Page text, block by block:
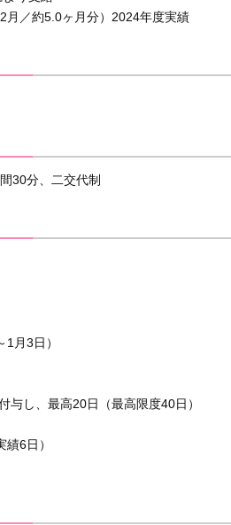
月／約5.0ヶ月分）2024年度実績
30分、二交代制
月3日）
与し、最高20日（最高限度40日）
6日）